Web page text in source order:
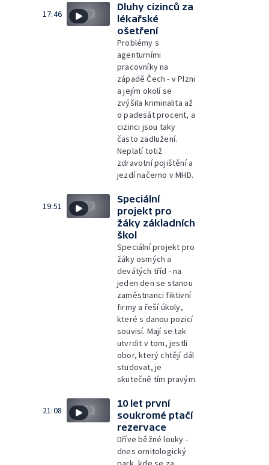
17:46
Dluhy cizinců za
lékařské
ošetření
Problémy s
agenturními
pracovníky na
západě Čech - v Plzni
a jejím okolí se
zvýšila kriminalita až
o padesát procent, a
cizinci jsou taky
často zadlužení.
Neplatí totiž
zdravotní pojištění a
jezdí načerno v MHD.
19:51
Speciální
projekt pro
žáky základních
škol
Speciální projekt pro
žáky osmých a
devátých tříd - na
jeden den se stanou
zaměstnanci fiktivní
firmy a řeší úkoly,
které s danou pozicí
souvisí. Mají se tak
utvrdit v tom, jestli
obor, který chtějí dál
studovat, je
skutečně tím pravým.
21:08
10 let první
soukromé ptačí
rezervace
Dříve běžné louky -
dnes ornitologický